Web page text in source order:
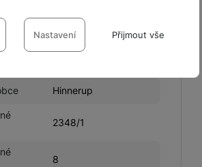
s kategoriemi
váš průchod nákupním košíkem,
a další nezbytné funkce.
rozšířené funkce
funkce
abyste nemuseli vše
se s námi mohli spojit např. pomocí
Nastavení Přijmout vše
Praha
Hinnerup
2348/1
8